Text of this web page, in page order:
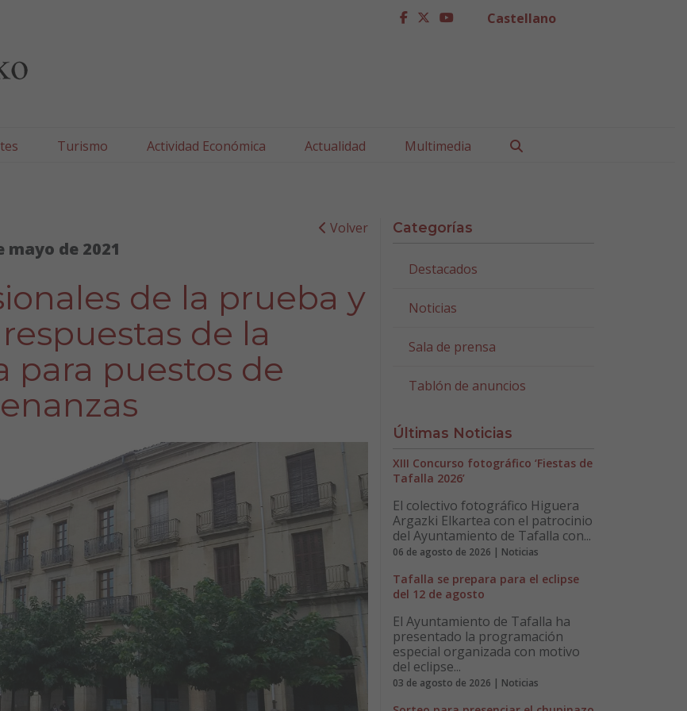
facebook
twitter
youtubeCastellano
Turismo Actividad Económica Actualidad Multimedia
Volver
mayo de 2021
de la prueba y
de la
para puestos de
Categorías
Destacados
Noticias
Sala de prensa
Tablón de anuncios
Últimas Noticias
XIII Concurso fotográfico ‘Fiestas de
Tafalla 2026’
El colectivo fotográfico Higuera
Argazki Elkartea con el patrocinio
del Ayuntamiento de Tafalla con...
06 de agosto de 2026 | Noticias
Tafalla se prepara para el eclipse
del 12 de agosto
El Ayuntamiento de Tafalla ha
presentado la programación
especial organizada con motivo
del eclipse...
03 de agosto de 2026 | Noticias